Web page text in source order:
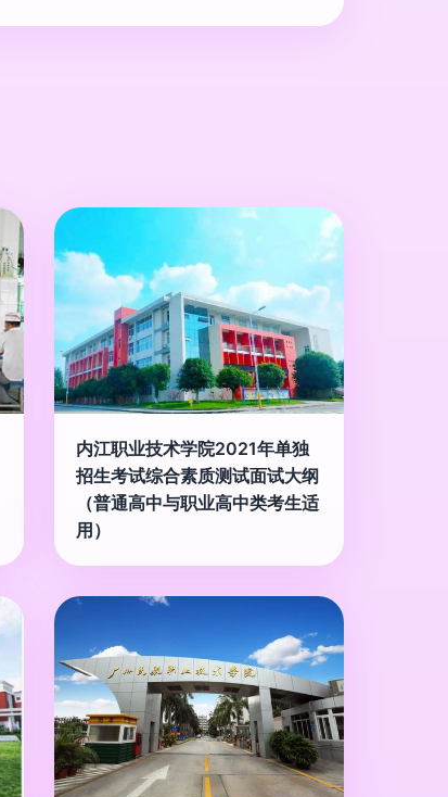
内江职业技术学院2021年单独
招生考试综合素质测试面试大纲
（普通高中与职业高中类考生适
用）